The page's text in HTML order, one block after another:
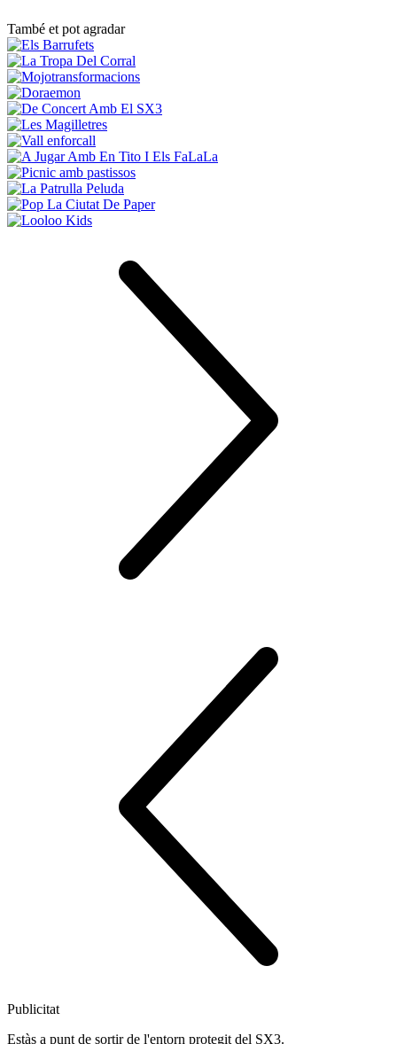
També et pot agradar
Publicitat
Estàs a punt de sortir de l'entorn protegit del SX3.